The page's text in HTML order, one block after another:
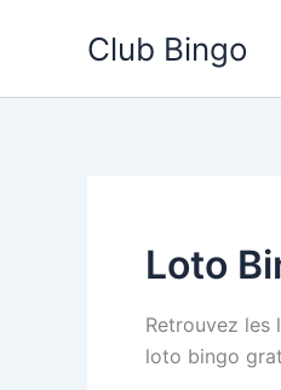
Club Bingo
Loto
Retrouvez les
loto bingo